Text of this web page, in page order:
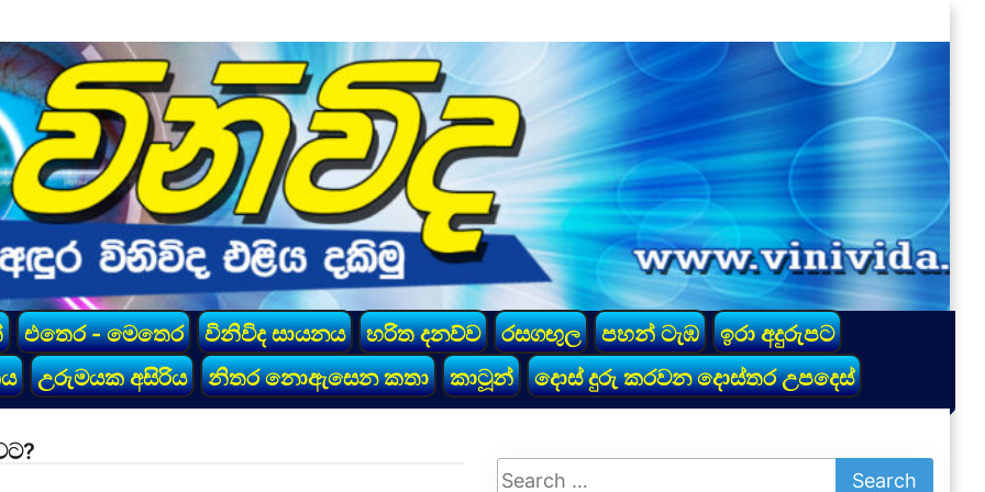
එතෙර - මෙතෙර විනිවිද සායනය හරිත දනව්ව රසගඟුල පහන් ටැඹ
ඉරා අදුරුපට
උරුමයක අසිරිය නිතර නොඇසෙන කතා කාටූන් දොස් දුරු කරවන දොස්තර උපදෙස්